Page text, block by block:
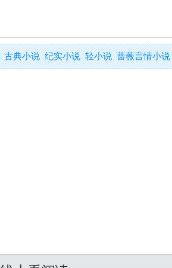
古典小说 纪实小说 轻小说 蔷薇言情小说